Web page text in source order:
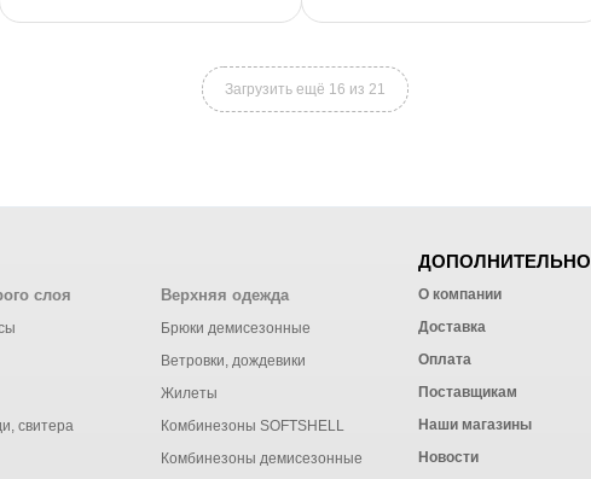
Загрузить ещё 16 из 21
слоя
свитера
Верхняя одежда
Брюки демисезонные
Ветровки, дождевики
Жилеты
Комбинезоны SOFTSHELL
Комбинезоны демисезонные
ДОПОЛНИТЕЛЬНО
О компании
Доставка
Оплата
Поставщикам
Наши магазины
Новости